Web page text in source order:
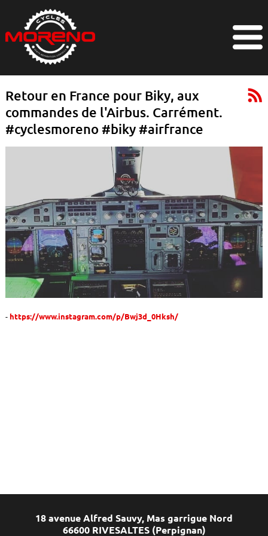
Retour en France pour Biky, aux
commandes de l'Airbus. Carrément.
#cyclesmoreno #biky #airfrance
https://www.instagram.com/p/Bwj3d_0Hksh/
18 avenue Alfred Sauvy, Mas garrigue Nord
66600 RIVESALTES (Perpignan)